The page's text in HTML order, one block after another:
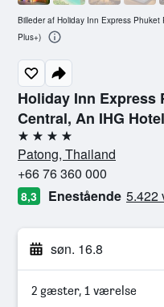
Holiday Inn Express
Central, An IHG
4 stjerner
Patong, Thailand
+66 76 360 000
8,3 Enestående 5.422
søn. 16.8
2 gæster, 1 værelse
Billeder af Holiday Inn Express
Plus+)